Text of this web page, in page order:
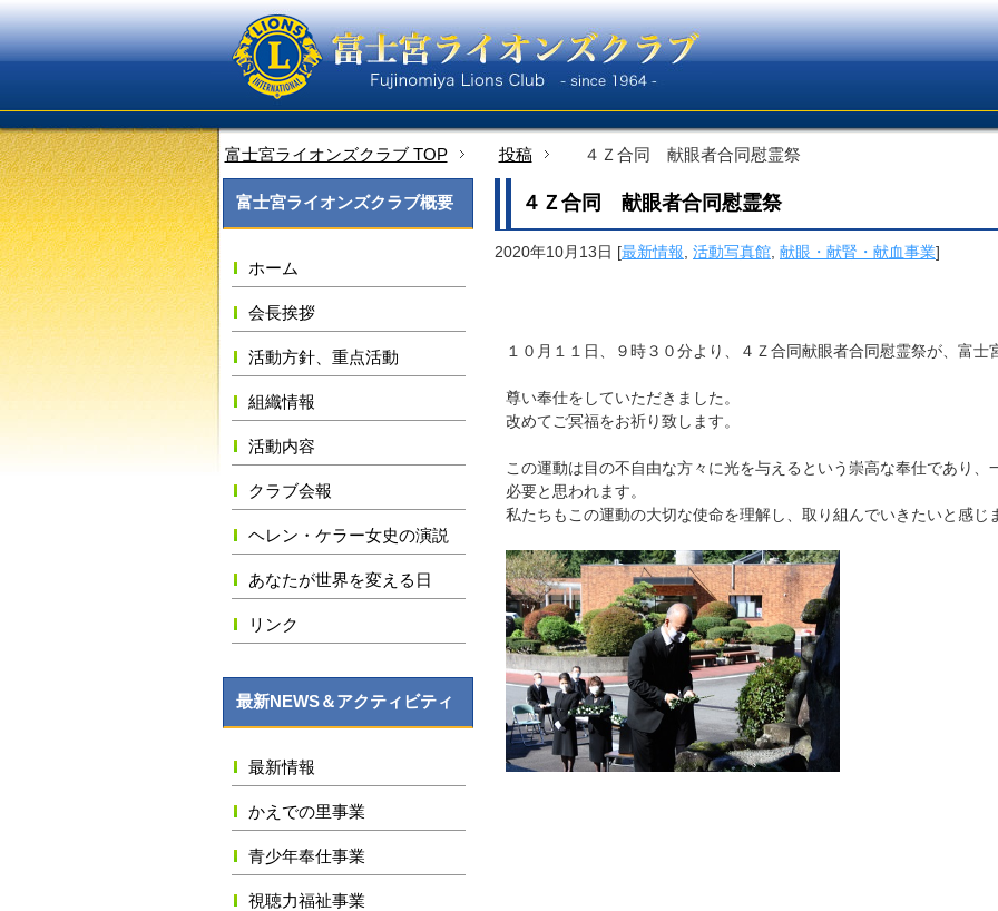
富士宮ライオンズクラブ TOP 投稿 ４Ｚ合同 献眼者合同慰霊祭
４Ｚ合同 献眼者合同慰霊祭
2020年10月13日 [最新情報 活動写真館 献眼・献腎・献血事業]
１０月１１日、９時３０分より、４Ｚ合同献眼者合同慰霊祭が、富士
尊い奉仕をしていただきました。
改めてご冥福をお祈り致します。
この運動は目の不自由な方々に光を与えるという崇高な奉仕であり
必要と思われます。
私たちもこの運動の大切な使命を理解し、取り組んでいきたいと感じ
富士宮ライオンズクラブ概要
ホーム
会長挨拶
活動方針、重点活動
組織情報
活動内容
クラブ会報
ヘレン・ケラー女史の演説
あなたが世界を変える日
リンク
最新NEWS＆アクティビティ
最新情報
かえでの里事業
青少年奉仕事業
視聴力福祉事業